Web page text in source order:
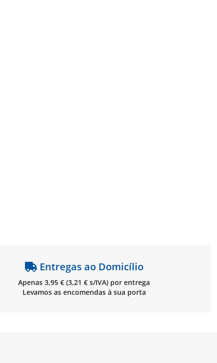
Entregas ao Domicílio
Apenas 3,95 € (3,21 € s/IVA) por entrega
Levamos as encomendas à sua porta